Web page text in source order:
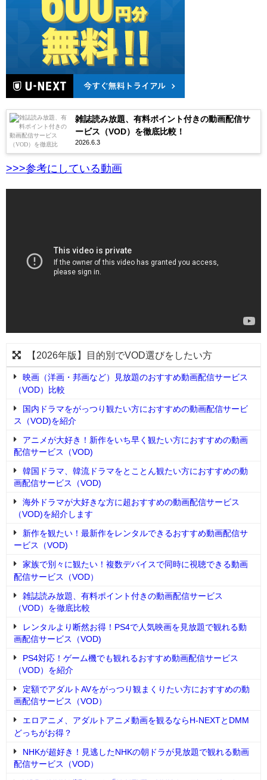
雑誌読み放題、有料ポイント付きの動画配信サ
ービス（VOD）を徹底比較！
2026.6.3
>>>参考にしている動画
【2026年版】目的別でVOD選びをしたい方
映画（洋画・邦画など）見放題のおすすめ動画配信サービス
（VOD）比較
国内ドラマをがっつり観たい方におすすめの動画配信サービ
ス（VOD)を紹介
アニメが大好き！新作をいち早く観たい方におすすめの動画
配信サービス（VOD)
韓国ドラマ、韓流ドラマをとことん観たい方におすすめの動
画配信サービス（VOD)
海外ドラマが大好きな方に超おすすめの動画配信サービス
（VOD)を紹介します
新作を観たい！最新作をレンタルできるおすすめ動画配信サ
ービス（VOD)
家族で別々に観たい！複数デバイスで同時に視聴できる動画
配信サービス（VOD）
雑誌読み放題、有料ポイント付きの動画配信サービス
（VOD）を徹底比較
レンタルより断然お得！PS4で人気映画を見放題で観れる動
画配信サービス（VOD)
PS4対応！ゲーム機でも観れるおすすめ動画配信サービス
（VOD）を紹介
定額でアダルトAVをがっつり観まくりたい方におすすめの動
画配信サービス（VOD）
エロアニメ、アダルトアニメ動画を観るならH-NEXTとDMM
どっちがお得？
NHKが超好き！見逃したNHKの朝ドラが見放題で観れる動画
配信サービス（VOD）